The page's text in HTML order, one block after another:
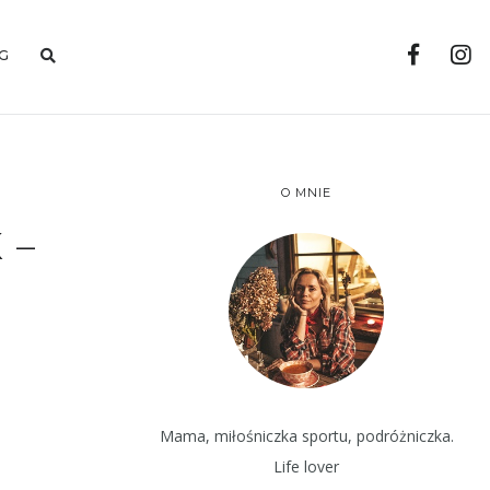
–
O MNIE
Mama, miłośniczka sportu, podróżniczka.
Life lover